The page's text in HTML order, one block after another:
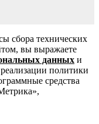
сбора технических
вы выражаете
данных и
политики
средства